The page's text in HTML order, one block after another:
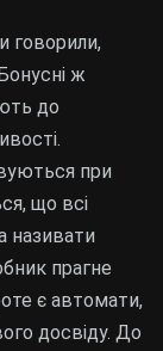
говорили,
ж
до
при
що всі
називати
прагне
є автомати,
досвіду. До